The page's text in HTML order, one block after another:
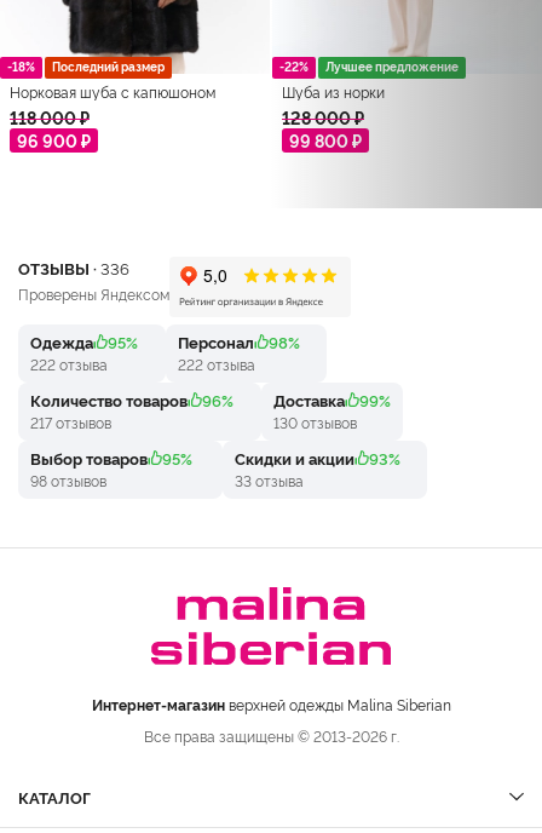
-18% Последний размер
Норковая шуба с капюшоном
118 000 ₽
96 900 ₽
-22% Лучшее предложение
Шуба из норки
128 000 ₽
99 800 ₽
ОТЗЫВЫ ·336
Проверены Яндексом
Одежда 95%
222 отзыва
Персонал 98%
222 отзыва
Количество товаров 96%
217 отзывов
Доставка 99%
130 отзывов
Выбор товаров 95%
98 отзывов
Скидки и акции 93%
33 отзыва
Интернет-магазинверхней одежды Malina Siberian
Все права защищены © 2013-2026 г.
КАТАЛОГ